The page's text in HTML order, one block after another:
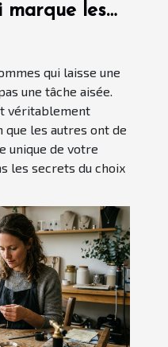
marque les
qui laisse une
une tâche aisée.
véritablement
les autres ont de
unique de votre
les secrets du choix